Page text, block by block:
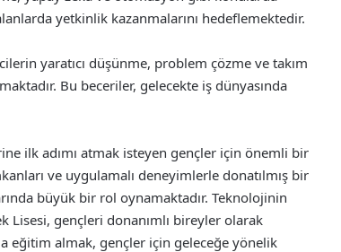
yetkinlik kazanmalarını hedeflemektedir.
yaratıcı düşünme, problem çözme ve takım
Bu beceriler, gelecekte iş dünyasında
ilk adımı atmak isteyen gençler için önemli bir
ve uygulamalı deneyimlerle donatılmış bir
büyük bir rol oynamaktadır. Teknolojinin
Lisesi, gençleri donanımlı bireyler olarak
eğitim almak, gençler için geleceğe yönelik